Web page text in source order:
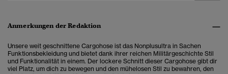
Anmerkungen der Redaktion
Unsere weit geschnittene Cargohose ist das Nonplusultra in Sachen
Funktionsbekleidung und bietet dank ihrer reichen Militärgeschichte Stil
und Funktionalität in einem. Der lockere Schnitt dieser Cargohose gibt dir
viel Platz, um dich zu bewegen und den mühelosen Stil zu bewahren, den